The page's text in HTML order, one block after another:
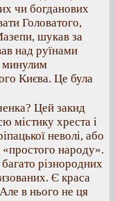
чи богданових
Головатого,
шукав за
над руїнами
минулим
Києва. Це була
Цей закид
містику хреста і
неволі, або
«простого народу».
різнородних
Є краса
в нього не ця